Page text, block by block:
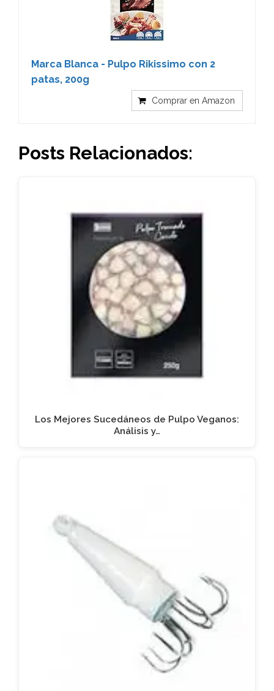
Marca Blanca - Pulpo Rikissimo con 2
patas, 200g
Comprar en Amazon
Posts Relacionados:
Los Mejores Sucedáneos de Pulpo Veganos:
Análisis y…